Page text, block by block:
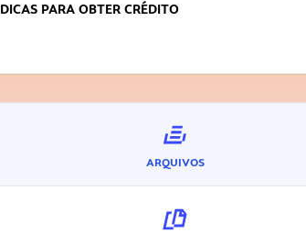
DICAS PARA OBTER CRÉDITO
ARQUIVOS